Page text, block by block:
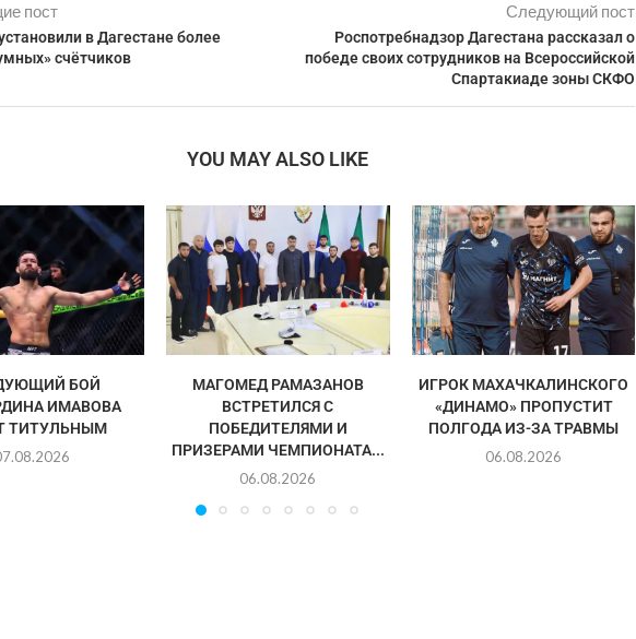
пост
в Дагестане более
счётчиков
Следующий пост
Роспотребнадзор Дагестана рассказал о
победе своих сотрудников на Всероссийской
Спартакиаде зоны СКФО
YOU MAY ALSO LIKE
БОЙ
ИМАВОВА
ТИТУЛЬНЫМ
МАГОМЕД РАМАЗАНОВ
ВСТРЕТИЛСЯ С
ПОБЕДИТЕЛЯМИ И
ПРИЗЕРАМИ ЧЕМПИОНАТА...
06.08.2026
ИГРОК МАХАЧКАЛИНСКОГО
«ДИНАМО» ПРОПУСТИТ
ПОЛГОДА ИЗ-ЗА ТРАВМЫ
06.08.2026